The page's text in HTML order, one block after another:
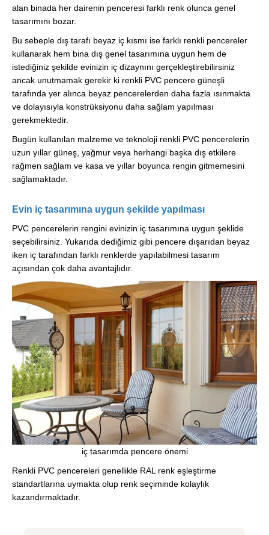
alan binada her dairenin penceresi farklı renk olunca genel
tasarımını bozar.
Bu sebeple dış tarafı beyaz iç kısmı ise farklı renkli pencereler
kullanarak hem bina dış genel tasarımına uygun hem de
istediğiniz şekilde evinizin iç dizaynını gerçekleştirebilirsiniz
ancak unutmamak gerekir ki renkli PVC pencere güneşli
tarafında yer alınca beyaz pencerelerden daha fazla ısınmakta
ve dolayısıyla konstrüksiyonu daha sağlam yapılması
gerekmektedir.
Bugün kullanılan malzeme ve teknoloji renkli PVC pencerelerin
uzun yıllar güneş, yağmur veya herhangi başka dış etkilere
rağmen sağlam ve kasa ve yıllar boyunca rengin gitmemesini
sağlamaktadır.
Evin iç tasarımına uygun şekilde yapılması
PVC pencerelerin rengini evinizin iç tasarımına uygun şeklide
seçebilirsiniz. Yukarıda dediğimiz gibi pencere dışarıdan beyaz
iken iç tarafından farklı renklerde yapılabilmesi tasarım
açısından çok daha avantajlıdır.
iç tasarımda pencere önemi
Renkli PVC pencereleri genellikle RAL renk eşleştirme
standartlarına uymakta olup renk seçiminde kolaylık
kazandırmaktadır.